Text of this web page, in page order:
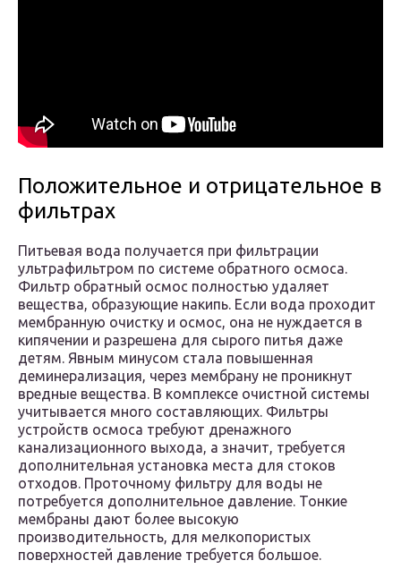
Положительное и отрицательное в
фильтрах
Питьевая вода получается при фильтрации
ультрафильтром по системе обратного осмоса.
Фильтр обратный осмос полностью удаляет
вещества, образующие накипь. Если вода проходит
мембранную очистку и осмос, она не нуждается в
кипячении и разрешена для сырого питья даже
детям. Явным минусом стала повышенная
деминерализация, через мембрану не проникнут
вредные вещества. В комплексе очистной системы
учитывается много составляющих. Фильтры
устройств осмоса требуют дренажного
канализационного выхода, а значит, требуется
дополнительная установка места для стоков
отходов. Проточному фильтру для воды не
потребуется дополнительное давление. Тонкие
мембраны дают более высокую
производительность, для мелкопористых
поверхностей давление требуется большое.